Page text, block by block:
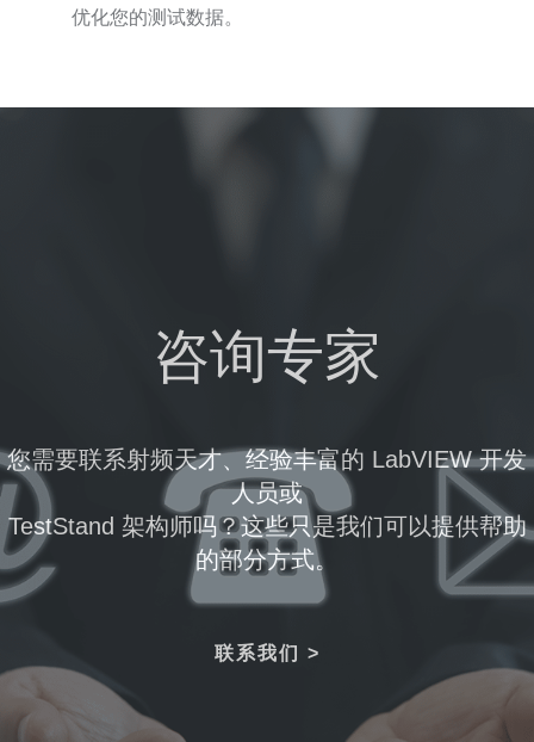
优化您的测试数据。
咨询专家
您需要联系射频天才、经验丰富的 LabVIEW 开发
人员或
TestStand 架构师吗？这些只是我们可以提供帮助
的部分方式。
联系我们 >